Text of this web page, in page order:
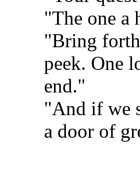
"The one a
"Bring
peek. One
end."
"And if we
a door of